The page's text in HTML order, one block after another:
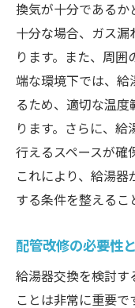
換気が十分であるか
十分な場合、ガス
ります。また、周
端な環境下では、給
るため、適切な温
ります。さらに、
行えるスペースが確
これにより、給湯
する条件を整えるこ
配管改修の必要性
給湯器交換を検討す
ことは非常に重要